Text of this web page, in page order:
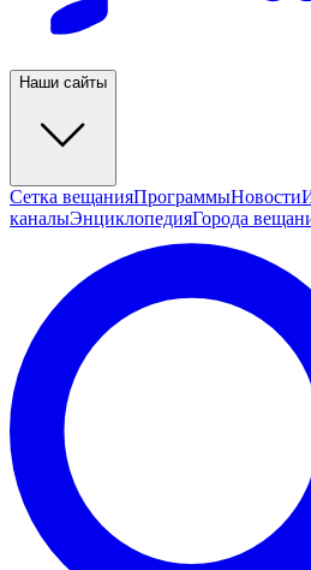
Наши сайты
Сетка вещанияПрограммыНовости
каналыЭнциклопедияГорода